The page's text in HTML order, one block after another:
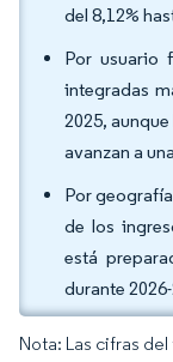
del 8,12%
Por usuario
integradas
2025,
avanzan a
Por
de los
está
durante
Nota: Las cifras